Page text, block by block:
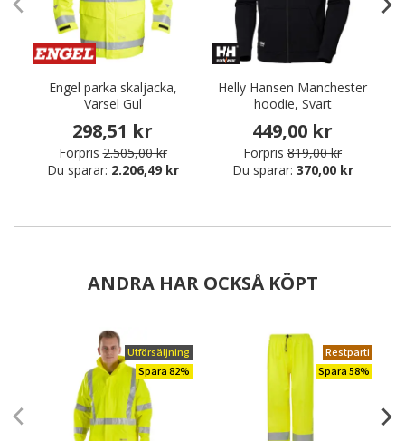
Engel parka skaljacka,
Varsel Gul
298,51 kr
Förpris 2.505,00 kr
Du sparar: 2.206,49 kr
Helly Hansen Manchester
hoodie, Svart
449,00 kr
Förpris 819,00 kr
Du sparar: 370,00 kr
ANDRA HAR OCKSÅ KÖPT
Utförsäljning
Spara 82%
Restparti
Spara 58%